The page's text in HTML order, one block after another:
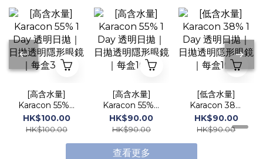
[高含水量]
Karacon 55% 1
Day 透明日拋
｜日拋透明隱形
HK$100.00
HK$100.00
[高含水量]
Karacon 55% 1
Day 透明日拋
｜日拋透明隱形
片
HK$90.00
HK$90.00
[低含水量]
Karacon 38%
1 Day 透明日拋
｜日拋透明隱形
HK$90.00
HK$90.00
查看更多